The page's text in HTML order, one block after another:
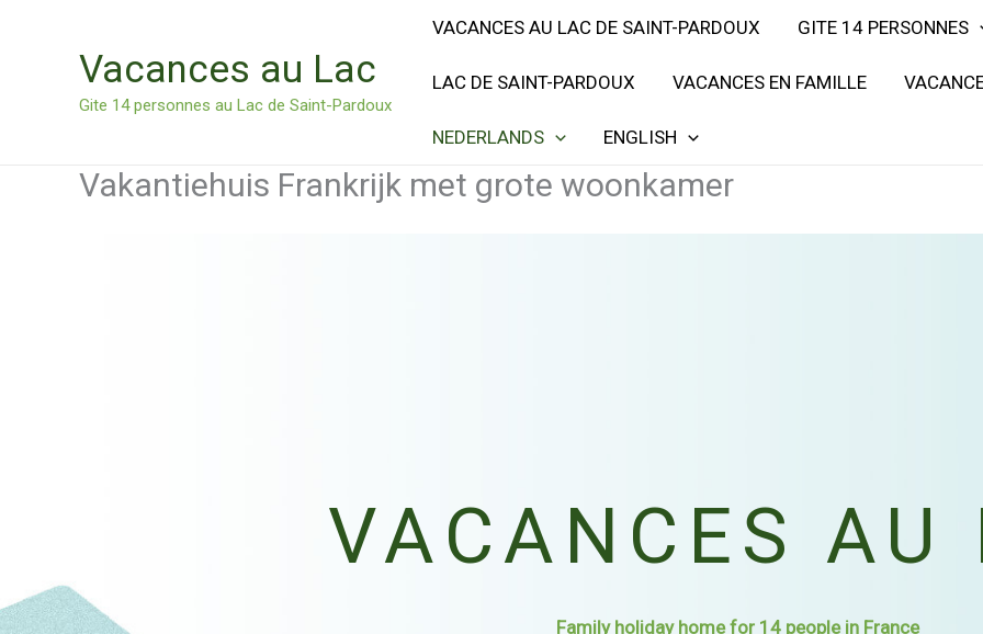
Vacances au Lac
Gite 14 personnes au Lac de Saint-Pardoux
VACANCES AU LAC DE SAINT-PARDOUX GITE 14 PERSONNES
LAC DE SAINT-PARDOUX VACANCES EN FAMILLE
NEDERLANDS ENGLISH
Vakantiehuis Frankrijk met grote woonkamer
VACANCES AU
Family holiday home for 14 people in France